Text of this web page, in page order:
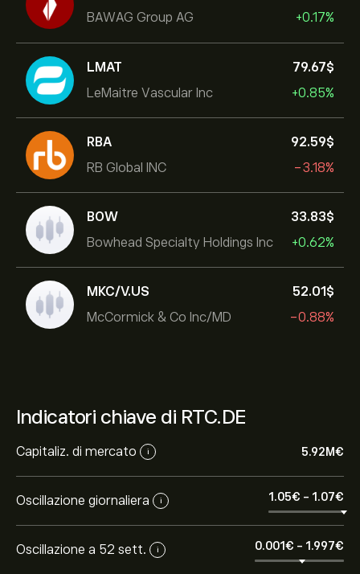
BAWAG Group AG
+0.17%
LMAT
LeMaitre Vascular Inc
79.67‎$‎
+0.85%
RBA
RB Global INC
92.59‎$‎
-3.18%
BOW
Bowhead Specialty Holdings Inc
33.83‎$‎
+0.62%
MKC/V.US
McCormick & Co Inc/MD
52.01‎$‎
-0.88%
Indicatori chiave di RTC.DE
Capitaliz. di mercato i 5.92M‎€‎
Oscillazione giornaliera i 1.05‎€‎ - 1.07‎€‎
Oscillazione a 52 sett. i 0.001‎€‎ - 1.997‎€‎